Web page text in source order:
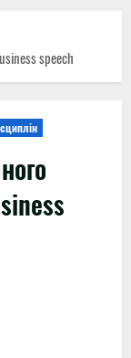
speech